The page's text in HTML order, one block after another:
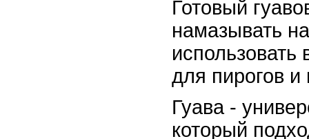
Готовый
намазывать
использовать
для пирогов и
Гуава -
который